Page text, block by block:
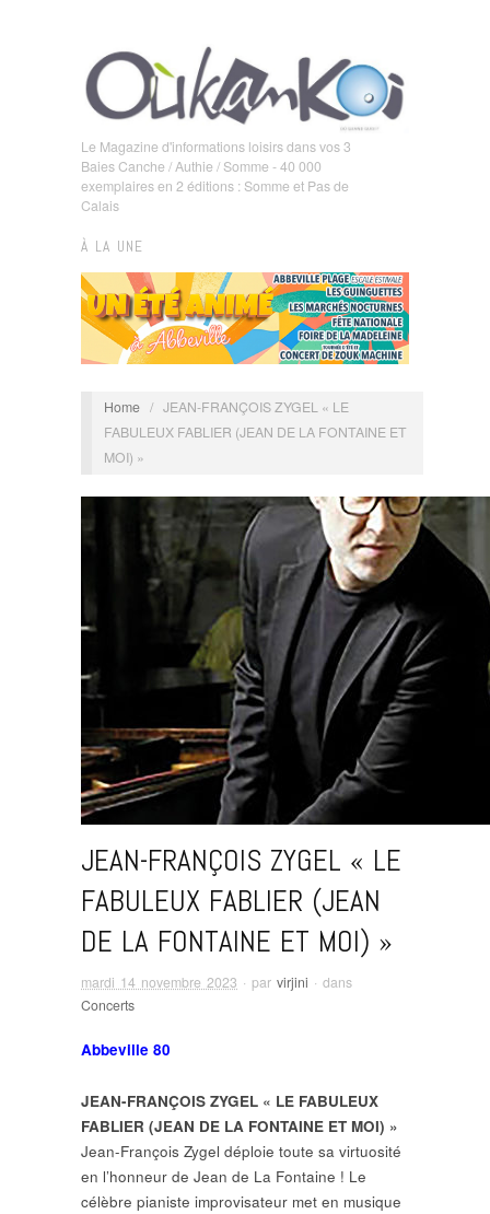
Le Magazine d'informations loisirs dans vos 3
Baies Canche / Authie / Somme - 40 000
exemplaires en 2 éditions : Somme et Pas de
Calais
À LA UNE
Home / JEAN-FRANÇOIS ZYGEL « LE
FABULEUX FABLIER (JEAN DE LA FONTAINE ET
MOI) »
JEAN-FRANÇOIS ZYGEL « LE
FABULEUX FABLIER (JEAN
DE LA FONTAINE ET MOI) »
mardi 14 novembre 2023 · par virjini · dans
Concerts
Abbeville 80
JEAN-FRANÇOIS ZYGEL « LE FABULEUX
FABLIER (JEAN DE LA FONTAINE ET MOI) »
Jean-François Zygel déploie toute sa virtuosité
en l’honneur de Jean de La Fontaine ! Le
célèbre pianiste improvisateur met en musique